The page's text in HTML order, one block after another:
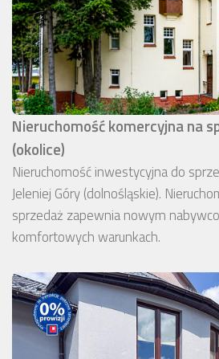
Nieruchomość komercyjna na
(okolice)
Nieruchomość inwestycyjna do
Jeleniej Góry (dolnośląskie).
sprzedaż zapewnia nowym
komfortowych warunkach.